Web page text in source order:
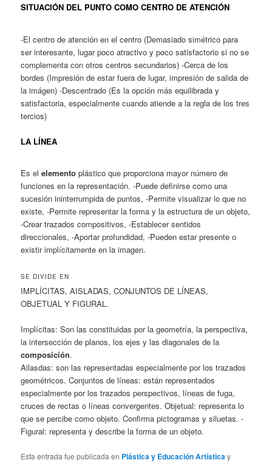
SITUACIÓN DEL PUNTO COMO CENTRO DE ATENCIÓN
-El centro de atención en el centro (Demasiado simétrico para
ser interesante, lugar poco atractivo y poco satisfactorio si no se
complementa con otros centros secundarios) -Cerca de los
bordes (Impresión de estar fuera de lugar, impresión de salida de
la imágen) -Descentrado (Es la opción más equilibrada y
satisfactoria, especialmente cuando atiende a la regla de los tres
tercios)
LA LÍNEA
Es elelemento plástico que proporciona mayor número de
funciones en la representación. -Puede definirse como una
sucesión ininterrumpida de puntos, -Permite visualizar lo que no
existe, -Permite representar la forma y la estructura de un objeto,
-Crear trazados compositivos, -Establecer sentidos
direccionales, -Aportar profundidad, -Pueden estar presente o
existir implícitamente en la imagen.
SE DIVIDE EN
IMPLÍCITAS, AISLADAS, CONJUNTOS DE LÍNEAS,
OBJETUAL Y FIGURAL.
Implícitas: Son las constituidas por la geometría, la perspectiva,
la intersección de planos, los ejes y las diagonales de la
composición.
Ailasdas: son las representadas especialmente por los trazados
geométricos. Conjuntos de líneas: están representados
especialmente por los trazados perspectivos, líneas de fuga,
cruces de rectas o líneas convergentes. Objetual: representa lo
que se percibe como objeto. Confirma pictogramas y siluetas. -
Figural: representa y describe la forma de un objeto.
Esta entrada fue publicada en Plástica y Educación Artística y